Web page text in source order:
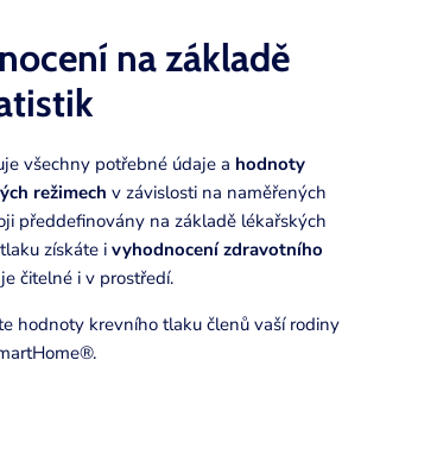
na základě
všechny potřebné údaje a hodnoty
režimech v závislosti na naměřených
předdefinovány na základě lékařských
získáte i vyhodnocení zdravotního
čitelné i v prostředí.
hodnoty krevního tlaku členů vaší rodiny